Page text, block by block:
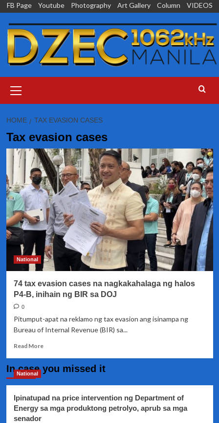
Skip
content
FB Page Youtube Photography Art Gallery Column VIDEOS
Menu
HOME TAX EVASION CASES
Tax evasion cases
National
74 tax evasion cases na nagkakahalaga ng halos
P4-B, inihain ng BIR sa DOJ
0
Pitumput-apat na reklamo ng tax evasion ang isinampa ng
Bureau of Internal Revenue (BIR) sa...
Read MoreRead
74
cases
na
In case you missed it
National
Ipinatupad na price intervention ng Department of
Energy sa mga produktong petrolyo, aprub sa mga
senador